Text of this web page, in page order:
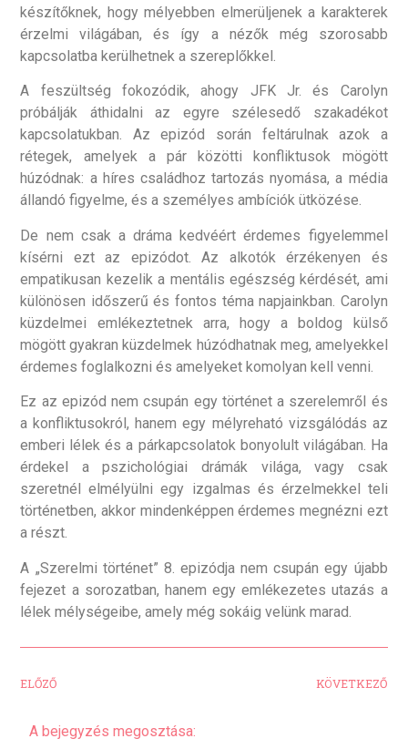
készítőknek, hogy mélyebben elmerüljenek a karakterek
érzelmi világában, és így a nézők még szorosabb
kapcsolatba kerülhetnek a szereplőkkel.
A feszültség fokozódik, ahogy JFK Jr. és Carolyn
próbálják áthidalni az egyre szélesedő szakadékot
kapcsolatukban. Az epizód során feltárulnak azok a
rétegek, amelyek a pár közötti konfliktusok mögött
húzódnak: a híres családhoz tartozás nyomása, a média
állandó figyelme, és a személyes ambíciók ütközése.
De nem csak a dráma kedvéért érdemes figyelemmel
kísérni ezt az epizódot. Az alkotók érzékenyen és
empatikusan kezelik a mentális egészség kérdését, ami
különösen időszerű és fontos téma napjainkban. Carolyn
küzdelmei emlékeztetnek arra, hogy a boldog külső
mögött gyakran küzdelmek húzódhatnak meg, amelyekkel
érdemes foglalkozni és amelyeket komolyan kell venni.
Ez az epizód nem csupán egy történet a szerelemről és
a konfliktusokról, hanem egy mélyreható vizsgálódás az
emberi lélek és a párkapcsolatok bonyolult világában. Ha
érdekel a pszichológiai drámák világa, vagy csak
szeretnél elmélyülni egy izgalmas és érzelmekkel teli
történetben, akkor mindenképpen érdemes megnézni ezt
a részt.
A „Szerelmi történet” 8. epizódja nem csupán egy újabb
fejezet a sorozatban, hanem egy emlékezetes utazás a
lélek mélységeibe, amely még sokáig velünk marad.
ELŐZŐ KÖVETKEZŐ
A bejegyzés megosztása: